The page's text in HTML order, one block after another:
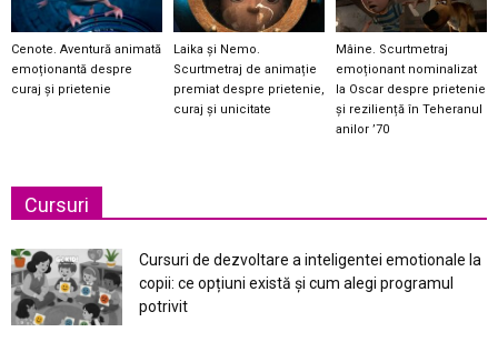
Cenote. Aventură animată
emoționantă despre
curaj și prietenie
Laika și Nemo.
Scurtmetraj de animație
premiat despre prietenie,
curaj și unicitate
Mâine. Scurtmetraj
emoționant nominalizat
la Oscar despre prietenie
și reziliență în Teheranul
anilor ’70
Cursuri
Cursuri de dezvoltare a inteligentei emotionale la
copii: ce opțiuni există și cum alegi programul
potrivit